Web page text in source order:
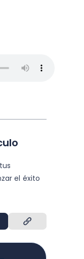
el éxito